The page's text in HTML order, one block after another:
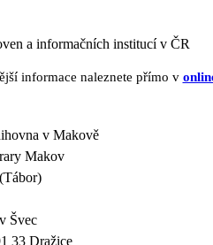
a informačních institucí v ČR
informace naleznete přímo v
v Makově
Makov
Švec
33 Dražice